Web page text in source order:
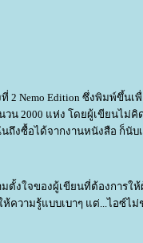
2 Nemo Edition ซึ่งพิมพ์ขึ้นเ
น 2000 แห่ง โดยผู้เขียนไม่
ถึงซื้อได้จากงานหนังสือ ก็นับ
ตั้งใจของผู้เขียนที่ต้องการใ
ความรู้แบบเบาๆ แต่...ไอซ์ไ